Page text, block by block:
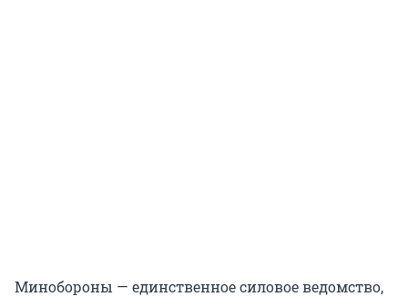
Минобороны — единственное силовое ведомство,